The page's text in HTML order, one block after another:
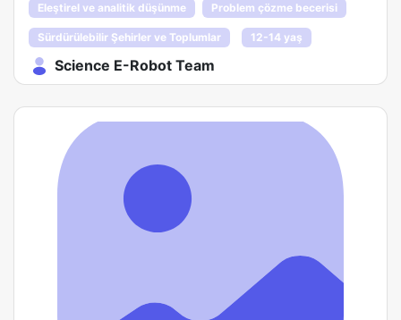
Eleştirel ve analitik düşünme Problem çözme becerisi
Sürdürülebilir Şehirler ve Toplumlar 12-14 yaş
Science E-Robot Team